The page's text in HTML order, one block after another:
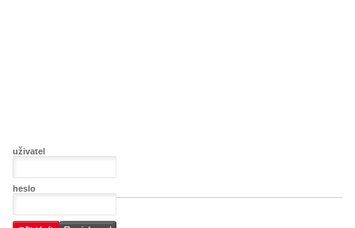
uživatel
heslo